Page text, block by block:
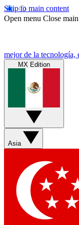
Skip to main content
Open menu Close
mejor de la tecnología,
MX Edition
Asia